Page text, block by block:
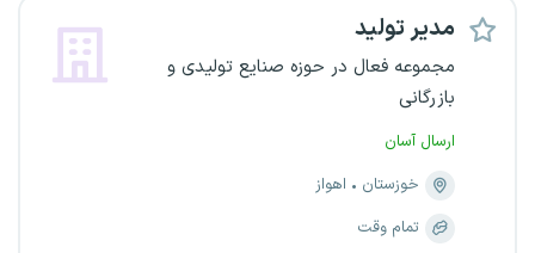
مدیر تولید
مجموعه فعال در حوزه صنایع تولیدی و
بازرگانی
ارسال آسان
خوزستان
اهواز
تمام وقت